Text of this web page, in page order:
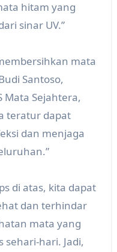
hitam yang
sinar UV.”
mata
Santoso,
Mata Sejahtera,
teratur dapat
dan menjaga
di atas, kita dapat
dan terhindar
mata yang
hari. Jadi,